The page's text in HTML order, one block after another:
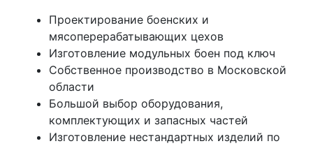
Проектирование боенских и
мясоперерабатывающих цехов
Изготовление модульных боен под ключ
Собственное производство в Московской
области
Большой выбор оборудования,
комплектующих и запасных частей
Изготовление нестандартных изделий по